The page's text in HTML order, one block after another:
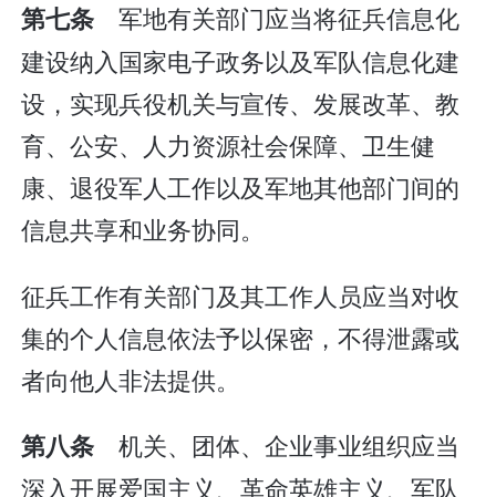
第七条 军地有关部门应当将征兵信息化
建设纳入国家电子政务以及军队信息化建
设，实现兵役机关与宣传、发展改革、教
育、公安、人力资源社会保障、卫生健
康、退役军人工作以及军地其他部门间的
信息共享和业务协同。
征兵工作有关部门及其工作人员应当对收
集的个人信息依法予以保密，不得泄露或
者向他人非法提供。
第八条 机关、团体、企业事业组织应当
深入开展爱国主义、革命英雄主义、军队